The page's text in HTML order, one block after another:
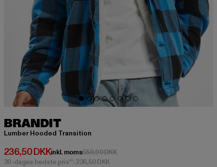
BRANDIT
Lumber Hooded Transition
236,50 DKK
Nuværende pris: 236,50 DKK
inkl. moms550,00 DKKKampagnepris: 550,00 DKK
30-dages bedste pris**: 236,50 DKK